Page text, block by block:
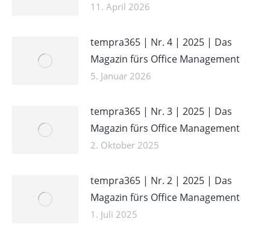
11. April 2026
tempra365 | Nr. 4 | 2025 | Das
Magazin fürs Office Management
5. Januar 2026
tempra365 | Nr. 3 | 2025 | Das
Magazin fürs Office Management
2. Oktober 2025
tempra365 | Nr. 2 | 2025 | Das
Magazin fürs Office Management
1. Juli 2025